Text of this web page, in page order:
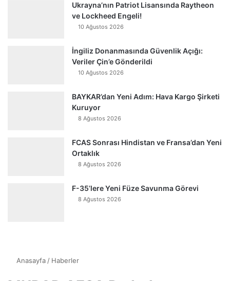
Ukrayna’nın Patriot Lisansında Raytheon
ve Lockheed Engeli!
10 Ağustos 2026
İngiliz Donanmasında Güvenlik Açığı:
Veriler Çin’e Gönderildi
10 Ağustos 2026
BAYKAR’dan Yeni Adım: Hava Kargo Şirketi
Kuruyor
8 Ağustos 2026
FCAS Sonrası Hindistan ve Fransa’dan Yeni
Ortaklık
8 Ağustos 2026
F-35’lere Yeni Füze Savunma Görevi
8 Ağustos 2026